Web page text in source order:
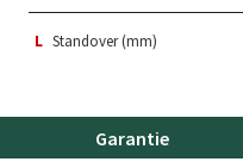
L Standover (mm)
Garantie